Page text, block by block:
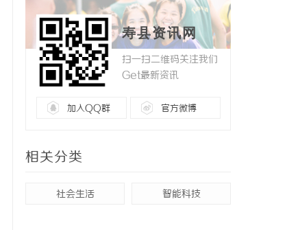
寿县资讯网
扫一扫二维码关注我们
Get最新资讯
加入QQ群 官方微博
相关分类
社会生活 智能科技